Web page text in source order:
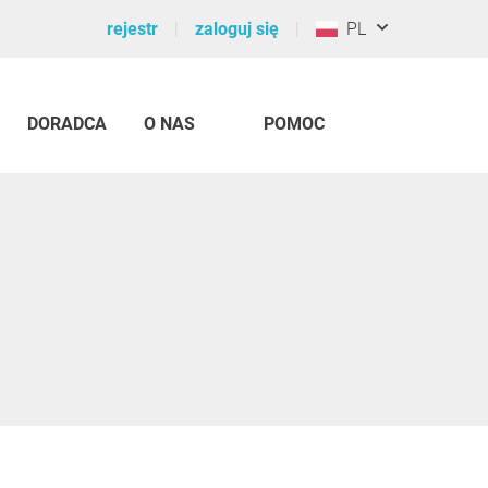
rejestr zaloguj się PL
DORADCA O NAS POMOC